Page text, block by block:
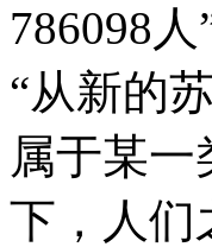
786098人
“从新的
属于某
下，人们